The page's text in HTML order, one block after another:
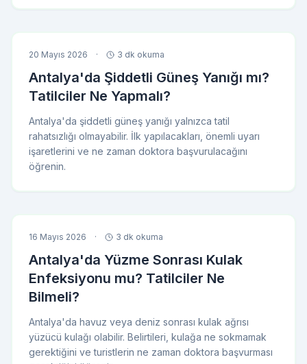
20 Mayıs 2026 · 3 dk okuma
Antalya'da Şiddetli Güneş Yanığı mı?
Tatilciler Ne Yapmalı?
Antalya'da şiddetli güneş yanığı yalnızca tatil
rahatsızlığı olmayabilir. İlk yapılacakları, önemli uyarı
işaretlerini ve ne zaman doktora başvurulacağını
öğrenin.
16 Mayıs 2026 · 3 dk okuma
Antalya'da Yüzme Sonrası Kulak
Enfeksiyonu mu? Tatilciler Ne
Bilmeli?
Antalya'da havuz veya deniz sonrası kulak ağrısı
yüzücü kulağı olabilir. Belirtileri, kulağa ne sokmamak
gerektiğini ve turistlerin ne zaman doktora başvurması